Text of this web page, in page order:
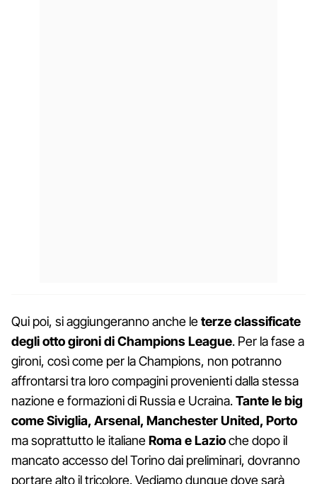
Qui poi, si aggiungeranno anche leterze classificate
degli otto gironi di Champions League. Per la fase a
gironi, così come per la Champions, non potranno
affrontarsi tra loro compagini provenienti dalla stessa
nazione e formazioni di Russia e Ucraina.Tante le big
come Siviglia, Arsenal, Manchester United, Porto
ma soprattutto le italianeRoma e Lazioche dopo il
mancato accesso del Torino dai preliminari, dovranno
portare alto il tricolore. Vediamo dunque dove sarà